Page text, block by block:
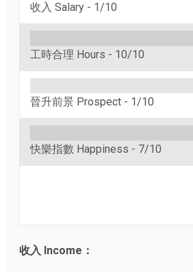
收入 Salary - 1/10
工時合理 Hours - 10/10
晉升前景 Prospect - 1/10
快樂指數 Happiness - 7/10
收入 Income：